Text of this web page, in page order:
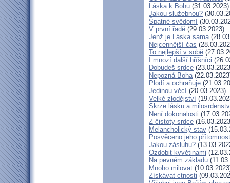
Láska k Bohu (31.03.2023)
Jakou služebnou?
Špatné svědomí
V první řadě (29.03.2023)
Jenž je Láska sama
Nejcennější čas
To nejlepší v sobě
I mnozí další hříšníci
Dobudeš srdce
Nepozná Boha
Plodí a ochraňuje
Jedinou věcí (20.03.2023)
Velké zlodějství
Skrze lásku a
Není dokonalosti
Z čistoty srdce
Melancholický stav
Posvěceno jeho
Jakou zásluhu?
Ozdobit kvvětinami
Na pevném základu
Mnoho milovat
Získávat ctnosti